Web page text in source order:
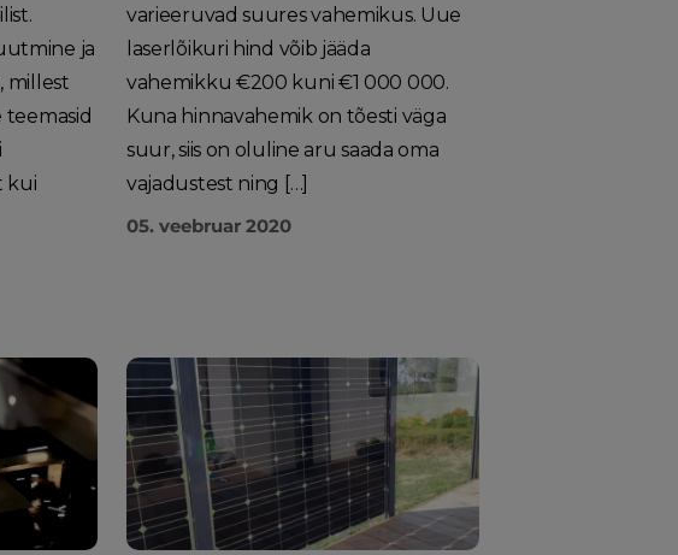
ja
millest
teemasid
kui
varieeruvad suures vahemikus. Uue
laserlõikuri hind võib jääda
vahemikku €200 kuni €1 000 000.
Kuna hinnavahemik on tõesti väga
suur, siis on oluline aru saada oma
vajadustest ning […]
05. veebruar 2020